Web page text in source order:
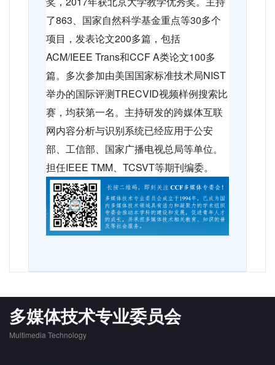
了863 、国家自然科学基金重点等30多个
项目，发表论文200多篇，包括
ACM/IEEE Trans和CCF A类论文100多
篇。多次参加由美国国家标准技术局NIST
举办的国际评测TRECVID视频样例搜索比
赛，均获第一名。主持研发的跨媒体互联
网内容分析与识别系统已经应用于公安
部、工信部、国家广播电视总局等单位。
担任IEEE TMM TCSVT等期刊编委。
多媒体技术专业委员会
Multimedia Technology